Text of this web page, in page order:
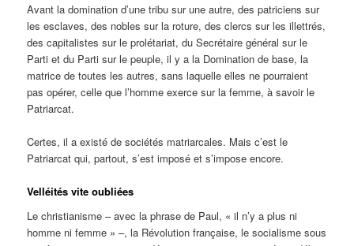
Avant la domination d’une tribu sur une autre, des patriciens sur
les esclaves, des nobles sur la roture, des clercs sur les illettrés,
des capitalistes sur le prolétariat, du Secrétaire général sur le
Parti et du Parti sur le peuple, il y a la Domination de base, la
matrice de toutes les autres, sans laquelle elles ne pourraient
pas opérer, celle que l’homme exerce sur la femme, à savoir le
Patriarcat.
Certes, il a existé de sociétés matriarcales. Mais c’est le
Patriarcat qui, partout, s’est imposé et s’impose encore.
Velléités vite oubliées
Le christianisme – avec la phrase de Paul, « il n’y a plus ni
homme ni femme » –, la Révolution française, le socialisme sous